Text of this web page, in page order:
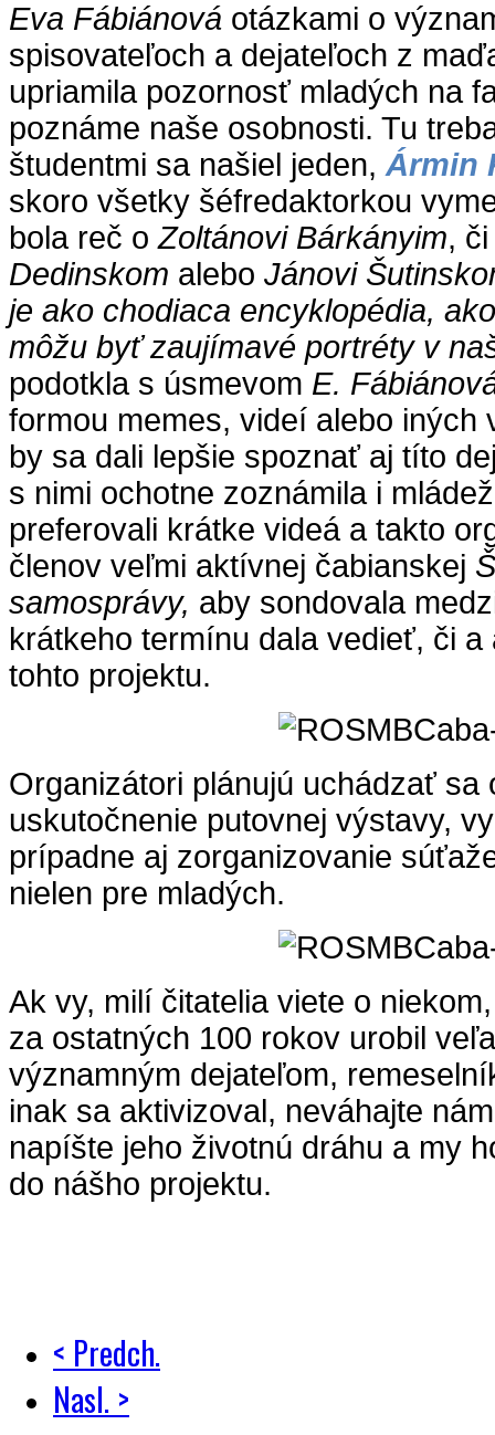
Eva Fábiánová otázkami o
spisovateľoch a dejateľoch z
upriamila pozornosť mladých na
poznáme naše osobnosti. Tu
študentmi sa našiel jeden, Ármin
skoro všetky šéfredaktorkou
bola reč oZoltánovi Bárkányim,
Dedinskom alebo Jánovi
je ako chodiaca encyklopédia,
môžu byť zaujímavé portréty v
podotkla s úsmevom E.
formou memes, videí alebo iných
by sa dali lepšie spoznať aj títo
s nimi ochotne zoznámila i
preferovali krátke videá a takto
členov veľmi aktívnej čabianskej
samosprávy, aby sondovala
krátkeho termínu dala vedieť, či
tohto projektu.
Organizátori plánujú uchádzať sa
uskutočnenie putovnej výstavy,
prípadne aj zorganizovanie
nielen pre mladých.
Ak vy, milí čitatelia viete o
za ostatných 100 rokov urobil
významným dejateľom,
inak sa aktivizoval, neváhajte
napíšte jeho životnú dráhu a my
do nášho projektu.
< Predch.
Nasl. >